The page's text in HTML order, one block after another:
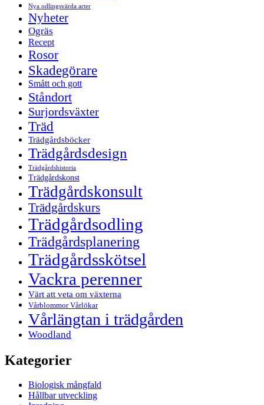
Nya odlingsvärda arter
Nyheter
Ogräs
Recept
Rosor
Skadegörare
Smått och gott
Ståndort
Surjordsväxter
Träd
Trädgårdsböcker
Trädgårdsdesign
Trädgårdshistoria
Trädgårdskonst
Trädgårdskonsult
Trädgårdskurs
Trädgårdsodling
Trädgårdsplanering
Trädgårdsskötsel
Vackra perenner
Värt att veta om växterna
Vårblommor Vårlökar
Vårlängtan i trädgården
Woodland
Kategorier
Biologisk mångfald
Hållbar utveckling